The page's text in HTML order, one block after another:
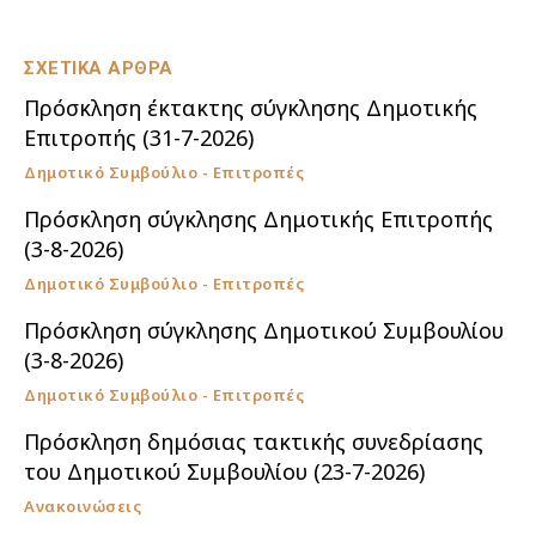
ΣΧΕΤΙΚΑ ΑΡΘΡΑ
Πρόσκληση έκτακτης σύγκλησης Δημοτικής
Επιτροπής (31-7-2026)
Δημοτικό Συμβούλιο - Επιτροπές
Πρόσκληση σύγκλησης Δημοτικής Επιτροπής
(3-8-2026)
Δημοτικό Συμβούλιο - Επιτροπές
Πρόσκληση σύγκλησης Δημοτικού Συμβουλίου
(3-8-2026)
Δημοτικό Συμβούλιο - Επιτροπές
Πρόσκληση δημόσιας τακτικής συνεδρίασης
του Δημοτικού Συμβουλίου (23-7-2026)
Ανακοινώσεις